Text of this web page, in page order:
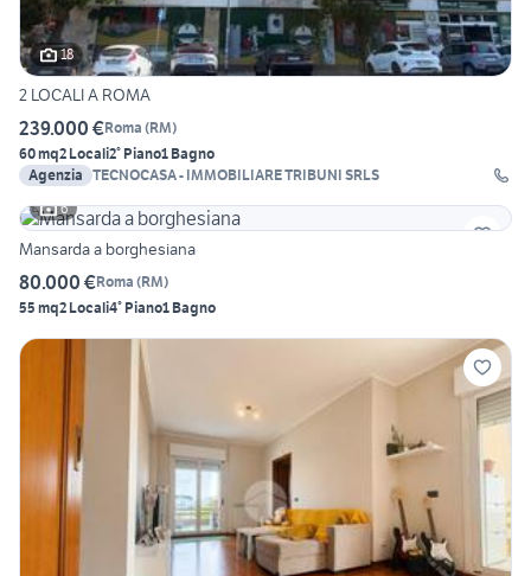
18
2 LOCALI A ROMA
239.000 €Roma (RM)
60 mq2 Locali2° Piano1 Bagno
Agenzia TECNOCASA - IMMOBILIARE TRIBUNI SRLS
6
Mansarda a borghesiana
80.000 €Roma (RM)
55 mq2 Locali4° Piano1 Bagno